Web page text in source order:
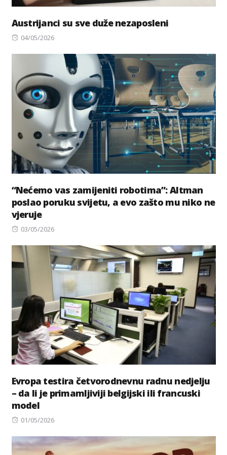
Austrijanci su sve duže nezaposleni
Posted
04/05/2026
“Nećemo vas zamijeniti robotima”: Altman
poslao poruku svijetu, a evo zašto mu niko ne
vjeruje
Posted
03/05/2026
Evropa testira četvorodnevnu radnu nedjelju
– da li je primamljiviji belgijski ili francuski
model
Posted
01/05/2026